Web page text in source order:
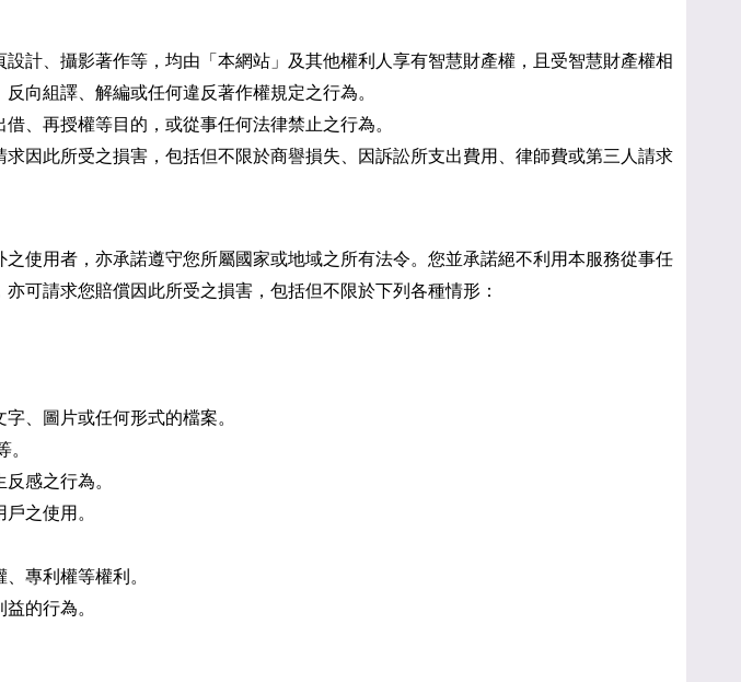
計、攝影著作等，均由「本網站」及其他權利人享有智慧財產權，且受智慧財產權相
向組譯、解編或任何違反著作權規定之行為。
、再授權等目的，或從事任何法律禁止之行為。
因此所受之損害，包括但不限於商譽損失、因訴訟所支出費用、律師費或第三人請求
使用者，亦承諾遵守您所屬國家或地域之所有法令。您並承諾絕不利用本服務從事任
可請求您賠償因此所受之損害，包括但不限於下列各種情形：
、圖片或任何形式的檔案。
。
感之行為。
之使用。
專利權等權利。
的行為。